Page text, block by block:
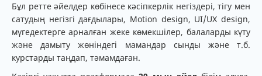
Бұл ретте әйелдер көбінесе кәсіпкерлік негіздері, тігу мен
сатудың негізгі дағдылары, Motion design, UI/UX design,
мүгедектерге арналған жеке көмекшілер, балаларды күту
және дамыту жөніндегі мамандар сынды және т.б.
курстарды таңдап, тәмамдаған.